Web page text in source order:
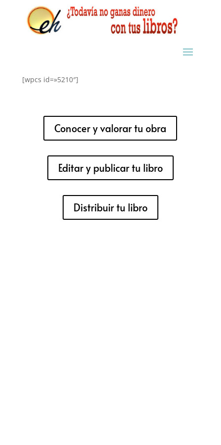
[wpcs id=»5210″]
Conocer y valorar tu obra
Editar y publicar tu libro
Distribuir tu libro